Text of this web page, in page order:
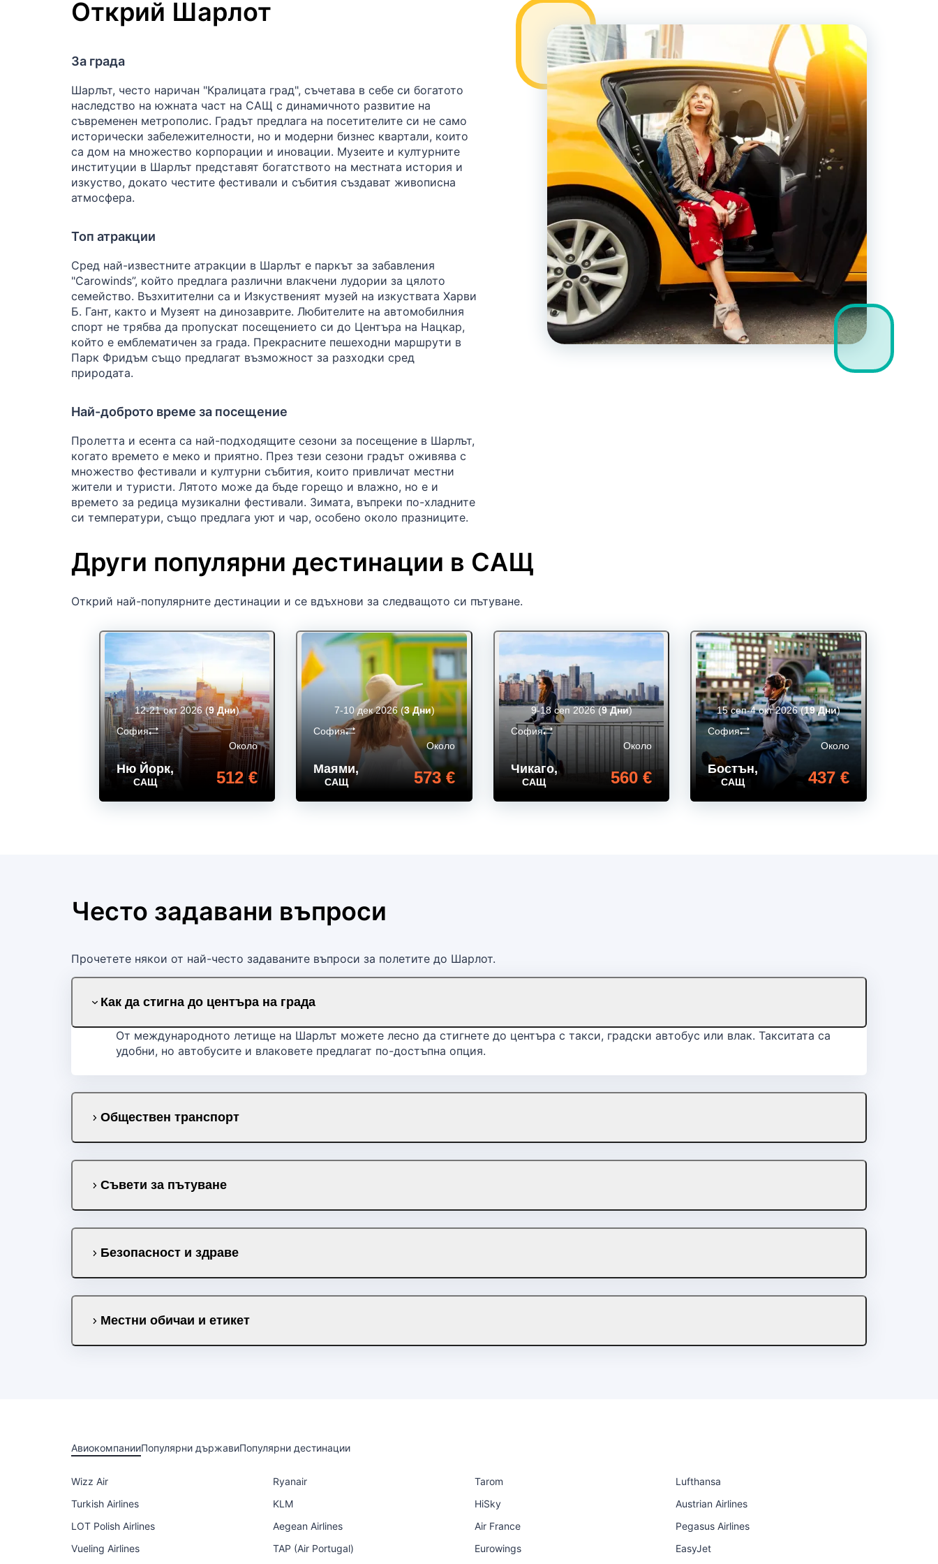
Открий Шарлот
За града
Шарлът, често наричан "Кралицата град", съчетава в себе си богатото
наследство на южната част на САЩ с динамичното развитие на
съвременен метрополис. Градът предлага на посетителите си не само
исторически забележителности, но и модерни бизнес квартали, които
са дом на множество корпорации и иновации. Музеите и културните
институции в Шарлът представят богатството на местната история и
изкуство, докато честите фестивали и събития създават живописна
атмосфера.
Топ атракции
Сред най-известните атракции в Шарлът е паркът за забавления
"Carowinds”, който предлага различни влакчени лудории за цялото
семейство. Възхитителни са и Изкуственият музей на изкуствата Харви
Б. Гант, както и Музеят на динозаврите. Любителите на автомобилния
спорт не трябва да пропускат посещението си до Центъра на Нацкар,
който е емблематичен за града. Прекрасните пешеходни маршрути в
Парк Фридъм също предлагат възможност за разходки сред
природата.
Най-доброто време за посещение
Пролетта и есента са най-подходящите сезони за посещение в Шарлът,
когато времето е меко и приятно. През тези сезони градът оживява с
множество фестивали и културни събития, които привличат местни
жители и туристи. Лятото може да бъде горещо и влажно, но е и
времето за редица музикални фестивали. Зимата, въпреки по-хладните
си температури, също предлага уют и чар, особено около празниците.
Други популярни дестинации в САЩ
Открий най-популярните дестинации и се вдъхнови за следващото си пътуване.
Ню Йорк,
САЩ
Около
512 €
София
12-21 окт 2026(9 Дни)
Маями,
САЩ
Около
573 €
София
7-10 дек 2026(3 Дни)
Чикаго,
САЩ
Около
560 €
София
9-18 сеп 2026(9 Дни)
Бостън,
САЩ
Около
437 €
София
15 сеп-4 окт 2026(19 Дни)
Често задавани въпроси
Прочетете някои от най-често задаваните въпроси за полетите до Шарлот.
Как да стигна до центъра на града
От международното летище на Шарлът можете лесно да стигнете до центъра с такси, градски автобус или влак. Такситата са
удобни, но автобусите и влаковете предлагат по-достъпна опция.
Обществен транспорт
Съвети за пътуване
Безопасност и здраве
Местни обичаи и етикет
АвиокомпанииПопулярни държавиПопулярни дестинации
Wizz Air Ryanair Tarom
Lufthansa
Turkish Airlines
KLM HiSky
Austrian Airlines
LOT Polish Airlines
Aegean Airlines Air France
Pegasus Airlines
Vueling Airlines
TAP (Air Portugal) Eurowings EasyJet